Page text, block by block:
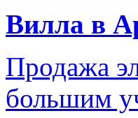
Вилла в
Продажа
большим